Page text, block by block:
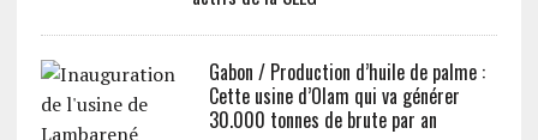
Gabon / Production d’huile de palme :
Cette usine d’Olam qui va générer
30.000 tonnes de brute par an